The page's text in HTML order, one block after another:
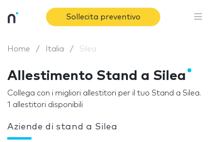
Sollecita preventivo
Home Italia Silea
Allestimento Stand a Silea
Collega con i migliori allestitori per il tuo Stand a Silea.
1 allestitori disponibili
Aziende di stand a Silea